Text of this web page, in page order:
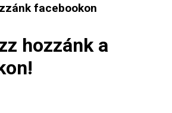
facebookon
hozzánk a